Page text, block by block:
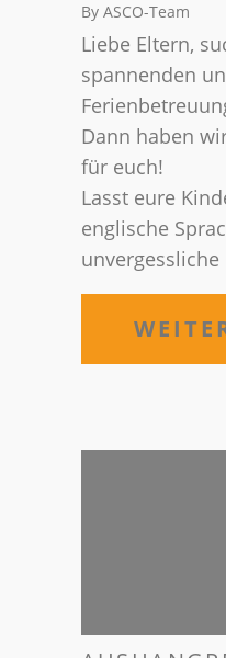
By ASCO-Team
Liebe Eltern,
spannenden
Dann haben
für euch!
Lasst eure
englische